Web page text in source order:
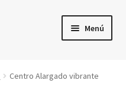
Menú
Centro Alargado vibrante